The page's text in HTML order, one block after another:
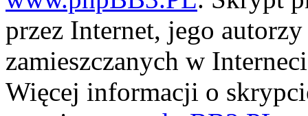
przez Internet, jego
zamieszczanych w
Więcej informacji o